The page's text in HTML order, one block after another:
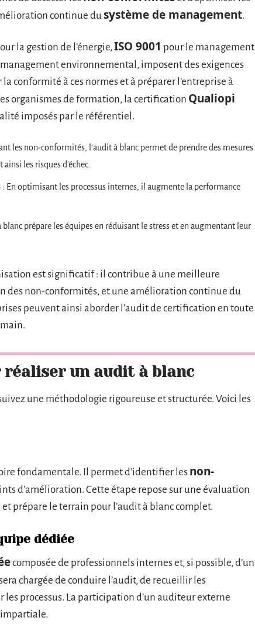
continue dusystème de management.
la gestion de l’énergie,ISO 9001 pour le management
environnemental, imposent des exigences
conformité à ces normes et à préparer l’entreprise à
organismes de formation, la certification Qualiopi
imposés par le référentiel.
les non-conformités, l’audit à blanc permet de prendre des mesures
les risques d’échec.
: En optimisant les processus internes, il augmente la performance
blanc prépare les équipes en réduisant le stress et en augmentant leur
est significatif : il contribue à une meilleure
des non-conformités, et une amélioration continue du
peuvent ainsi aborder l’audit de certification en toute
réaliser un audit à blanc
une méthodologie rigoureuse et structurée. Voici les
fondamentale. Il permet d’identifier les non-
d’amélioration. Cette étape repose sur une évaluation
prépare le terrain pour l’audit à blanc complet.
dédiée
composée de professionnels internes et, si possible, d’un
chargée de conduire l’audit, de recueillir les
les processus. La participation d’un auditeur externe